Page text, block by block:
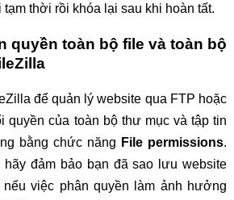
thời rồi khóa lại sau khi hoàn tất.
quyền toàn bộ file và toàn bộ
để quản lý website qua FTP hoặc
quyền của toàn bộ thư mục và tập tin
bằng chức năng File permissions.
đảm bảo bạn đã sao lưu website
việc phân quyền làm ảnh hưởng